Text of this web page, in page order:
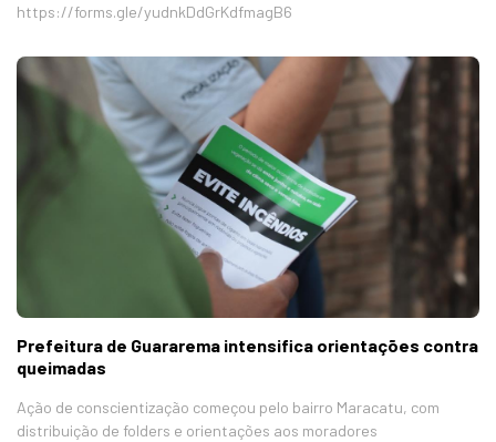
https://forms.gle/yudnkDdGrKdfmagB6
Prefeitura de Guararema intensifica orientações contra
queimadas
Ação de conscientização começou pelo bairro Maracatu, com
distribuição de folders e orientações aos moradores